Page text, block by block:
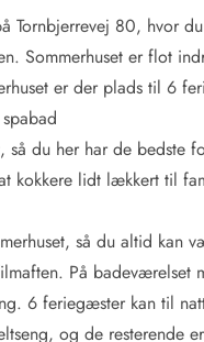
Tornbjerrevej 80, hvor
Sommerhuset er flot
er der plads til 6
så du her har de
kokkere lidt lækkert til
så du altid kan
På badeværelset
6 feriegæster kan til
og de resterende